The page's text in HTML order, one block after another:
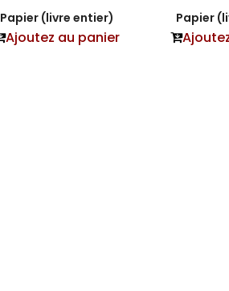
Papier (livre entier)
Ajoutez au panier
Papier